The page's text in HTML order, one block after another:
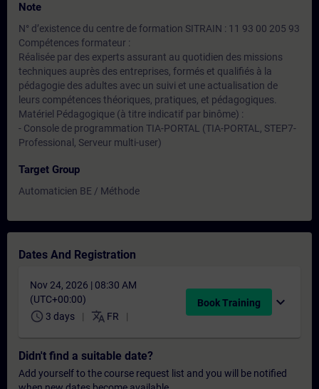
Note
N° d’existence du centre de formation SITRAIN : 11 93 00 205 93
Compétences formateur :
Réalisée par des experts assurant au quotidien des missions
techniques auprès des entreprises, formés et qualifiés à la
pédagogie des adultes avec un suivi et une actualisation de
leurs compétences théoriques, pratiques, et pédagogiques.
Matériel Pédagogique (à titre indicatif par binôme) :
- Console de programmation TIA-PORTAL (TIA-PORTAL, STEP7-
Professional, Serveur multi-user)
Target Group
Automaticien BE / Méthode
Dates And Registration
Nov 24, 2026 | 08:30 AM
(UTC+00:00)
schedule 3 days translate FR
Book Training expand_more
Didn't find a suitable date?
Add yourself to the course request list and you will be notified